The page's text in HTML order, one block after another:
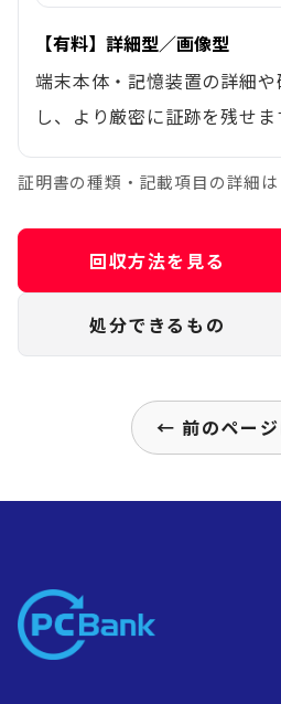
【有料】詳細型／画像型
端末本体・記憶装置の詳細
し、より厳密に証跡を残せま
証明書の種類・記載項目の詳細は
回収方法を見る
処分できるもの
← 前のページ